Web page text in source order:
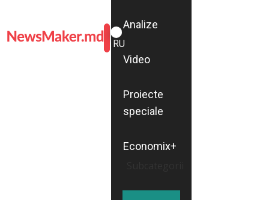
ROMÂNĂ
RU
Analize
Video
Proiecte
speciale
Economix+